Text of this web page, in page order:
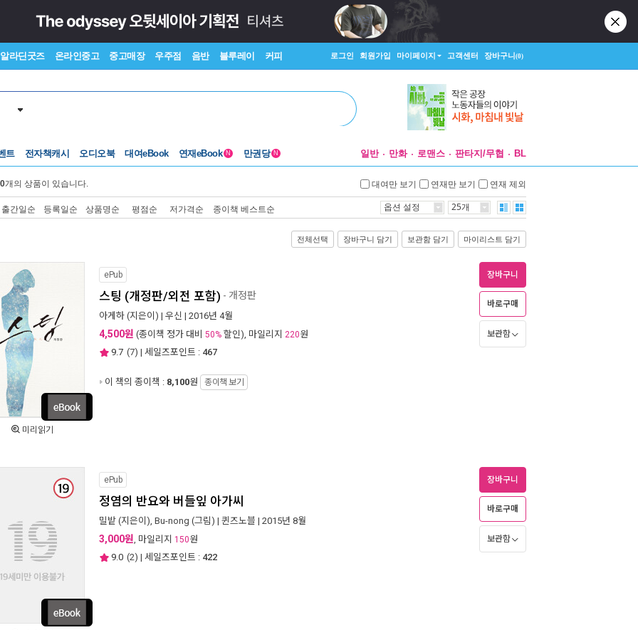
알라딘굿즈 온라인중고 중고매장 우주점 음반 블루레이 커피 로그인 회원가입 마이페이지 고객센터 장바구니(0)
트 전자책캐시 오디오북 대여eBook 연재eBook N 만권당 N 일반 만화 로맨스 판타지/무협 BL
개의 상품이 있습니다. 대여만 보기 연재만 보기 연재 제외
출간일순 등록일순 상품명순 평점순 저가격순 종이책 베스트순 옵션 설정 25개
전체선택 장바구니 담기 보관함 담기 마이리스트 담기
미리읽기
ePub
스팅 (개정판/외전 포함) - 개정판
아게하 (지은이) | 우신 | 2016년 4월
4,500원 (종이책 정가 대비 50% 할인), 마일리지 220원
9.7 (7) | 세일즈포인트 : 467
이 책의 종이책 : 8,100원 종이책 보기
장바구니
바로구매
보관함
ePub
정염의 반요와 버들잎 아가씨
밀밭 (지은이), Bu-nong (그림) | 퀸즈노블 | 2015년 8월
3,000원, 마일리지 150원
9.0 (2) | 세일즈포인트 : 422
장바구니
바로구매
보관함